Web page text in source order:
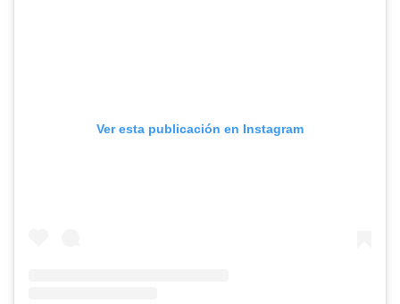
Ver esta publicación en Instagram